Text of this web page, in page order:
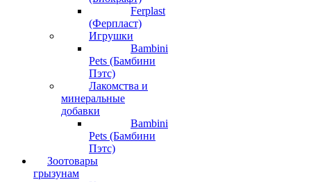
Ferplast
(Ферпласт)
Игрушки
Bambini
Pets (Бамбини
Пэтс)
Лакомства и
минеральные
добавки
Bambini
Pets (Бамбини
Пэтс)
Зоотовары
грызунам